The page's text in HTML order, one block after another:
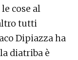
cose al
tutti
Dipiazza ha
diatriba è